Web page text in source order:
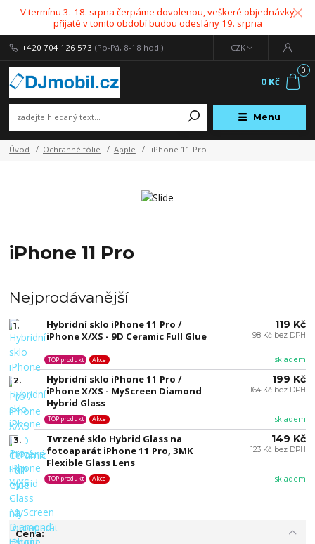
V termínu 3.-18. srpna čerpáme dovolenou, veškeré objednávky
přijaté v tomto období budou odeslány 19. srpna
Menu
CZK
+420 704 126 573 (Po-Pá, 8-18 hod.)
0
0 Kč
Úvod Ochranné fólie Apple iPhone 11 Pro
iPhone 11 Pro
Nejprodávanější
1.
Hybridní sklo iPhone 11 Pro /
iPhone X/XS - 9D Ceramic Full Glue
skladem
TOP produkt Akce
119 Kč
98 Kč bez DPH
2.
Hybridní sklo iPhone 11 Pro /
iPhone X/XS - MyScreen Diamond
Hybrid Glass
skladem
TOP produkt Akce
199 Kč
164 Kč bez DPH
3.
Tvrzené sklo Hybrid Glass na
fotoaparát iPhone 11 Pro, 3MK
Flexible Glass Lens
skladem
TOP produkt Akce
149 Kč
123 Kč bez DPH
Cena: